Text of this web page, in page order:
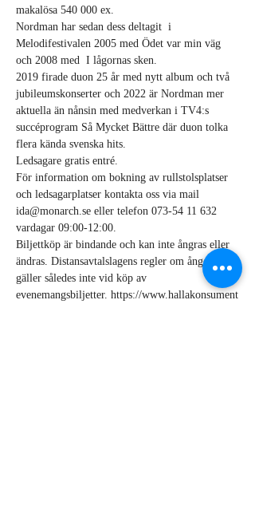
makalösa 540 000 ex.
Nordman har sedan dess deltagit  i
Melodifestivalen 2005 med Ödet var min väg
och 2008 med  I lågornas sken.
2019 firade duon 25 år med nytt album och två
jubileumskonserter och 2022 är Nordman mer
aktuella än nånsin med medverkan i TV4:s
succéprogram Så Mycket Bättre där duon tolka
flera kända svenska hits.
Ledsagare gratis entré.
För information om bokning av rullstolsplatser
och ledsagarplatser kontakta oss via mail
ida@monarch.se eller telefon 073-54 11 632
vardagar 09:00-12:00.
Biljettköp är bindande och kan inte ångras eller
ändras. Distansavtalslagens regler om ångerrätt
gäller således inte vid köp av
evenemangsbiljetter. https://www.hallakonsument